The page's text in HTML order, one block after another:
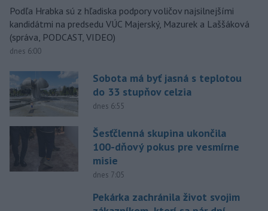
Podľa Hrabka sú z hľadiska podpory voličov najsilnejšími
kandidátmi na predsedu VÚC Majerský, Mazurek a Laššáková
(správa, PODCAST, VIDEO)
dnes 6:00
Sobota má byť jasná s teplotou
do 33 stupňov celzia
dnes 6:55
Šesťčlenná skupina ukončila
100-dňový pokus pre vesmírne
misie
dnes 7:05
Pekárka zachránila život svojim